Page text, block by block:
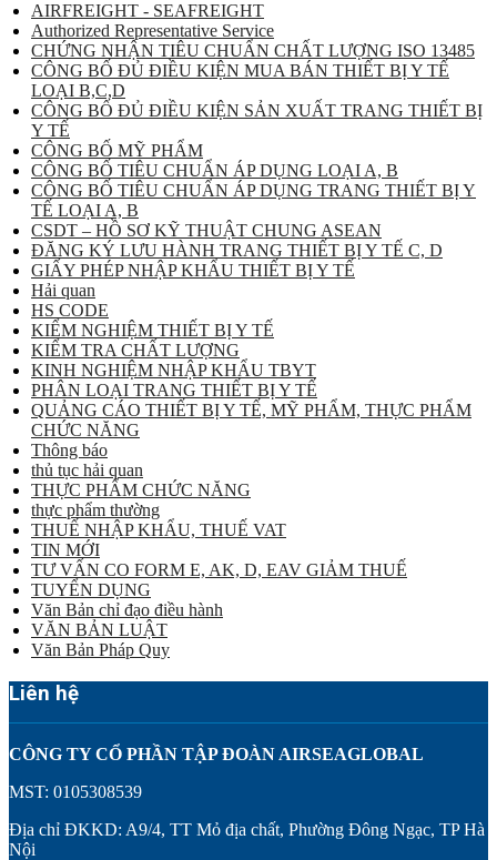
AIRFREIGHT - SEAFREIGHT
Authorized Representative Service
CHỨNG NHẬN TIÊU CHUẨN CHẤT LƯỢNG ISO 13485
CÔNG BỐ ĐỦ ĐIỀU KIỆN MUA BÁN THIẾT BỊ Y TẾ
LOẠI B,C,D
CÔNG BỐ ĐỦ ĐIỀU KIỆN SẢN XUẤT TRANG THIẾT BỊ
Y TẾ
CÔNG BỐ MỸ PHẨM
CÔNG BỐ TIÊU CHUẨN ÁP DỤNG LOẠI A, B
CÔNG BỐ TIÊU CHUẨN ÁP DỤNG TRANG THIẾT BỊ Y
TẾ LOẠI A, B
CSDT – HỒ SƠ KỸ THUẬT CHUNG ASEAN
ĐĂNG KÝ LƯU HÀNH TRANG THIẾT BỊ Y TẾ C, D
GIẤY PHÉP NHẬP KHẨU THIẾT BỊ Y TẾ
Hải quan
HS CODE
KIỂM NGHIỆM THIẾT BỊ Y TẾ
KIỂM TRA CHẤT LƯỢNG
KINH NGHIỆM NHẬP KHẨU TBYT
PHÂN LOẠI TRANG THIẾT BỊ Y TẾ
QUẢNG CÁO THIẾT BỊ Y TẾ, MỸ PHẨM, THỰC PHẨM
CHỨC NĂNG
Thông báo
thủ tục hải quan
THỰC PHẨM CHỨC NĂNG
thực phẩm thường
THUẾ NHẬP KHẨU, THUẾ VAT
TIN MỚI
TƯ VẤN CO FORM E, AK, D, EAV GIẢM THUẾ
TUYỂN DỤNG
Văn Bản chỉ đạo điều hành
VĂN BẢN LUẬT
Văn Bản Pháp Quy
Liên hệ
CÔNG TY CỔ PHẦN TẬP ĐOÀN AIRSEAGLOBAL
MST: 0105308539
Địa chỉ ĐKKD: A9/4, TT Mỏ địa chất, Phường Đông Ngạc, TP Hà
Nội